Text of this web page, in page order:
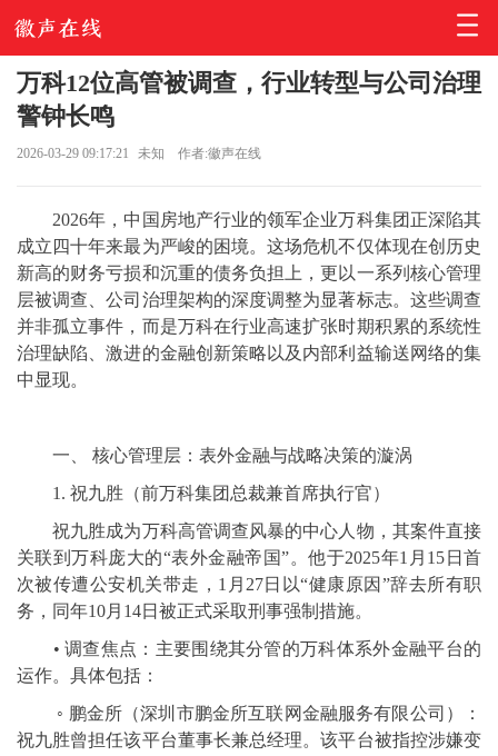
万科12位高管被调查，行业转型与公司治理
警钟长鸣
2026-03-29 09:17:21 未知 作者:徽声在线
2026年，中国房地产行业的领军企业万科集团正深陷其
成立四十年来最为严峻的困境。这场危机不仅体现在创历史
新高的财务亏损和沉重的债务负担上，更以一系列核心管理
层被调查、公司治理架构的深度调整为显著标志。这些调查
并非孤立事件，而是万科在行业高速扩张时期积累的系统性
治理缺陷、激进的金融创新策略以及内部利益输送网络的集
中显现。
一、 核心管理层：表外金融与战略决策的漩涡
1. 祝九胜 （前万科集团总裁兼首席执行官）
祝九胜成为万科高管调查风暴的中心人物，其案件直接
关联到万科庞大的“表外金融帝国”。他于2025年1月15日首
次被传遭公安机关带走，1月27日以“健康原因”辞去所有职
务，同年10月14日被正式采取刑事强制措施。
• 调查焦点：主要围绕其分管的万科体系外金融平台的
运作。具体包括：
◦ 鹏金所（深圳市鹏金所互联网金融服务有限公司）：
祝九胜曾担任该平台董事长兼总经理。该平台被指控涉嫌变